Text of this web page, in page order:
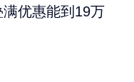
优惠能到19万